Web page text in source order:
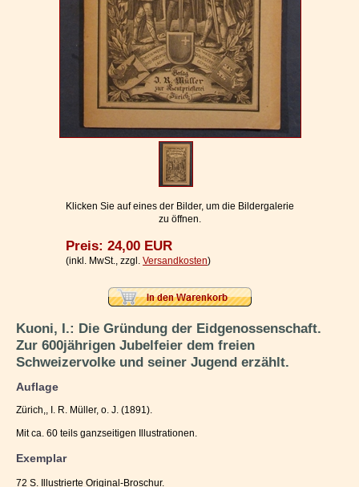
Geschäftsbedingungen
Ihr WarenkorbKlicken Sie auf eines der Bilder, um die Bildergalerie
zu öffnen.
Preis: 24,00 EUR
(inkl. MwSt., zzgl. Versandkosten)
Kuoni, I.: Die Gründung der Eidgenossenschaft.
Zur 600jährigen Jubelfeier dem freien
Schweizervolke und seiner Jugend erzählt.
Auflage
Zürich,, I. R. Müller, o. J. (1891).
Mit ca. 60 teils ganzseitigen Illustrationen.
Exemplar
72 S. Illustrierte Original-Broschur.